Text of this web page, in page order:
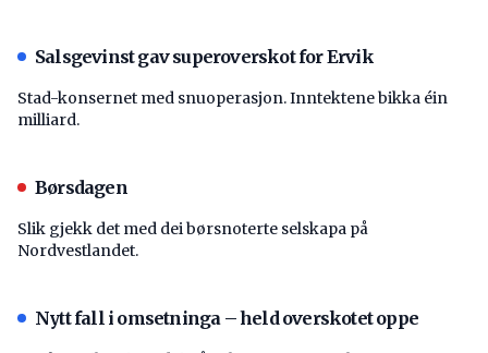
Salsgevinst gav superoverskot for Ervik
Stad-konsernet med snuoperasjon. Inntektene bikka éin
milliard.
Børsdagen
Slik gjekk det med dei børsnoterte selskapa på
Nordvestlandet.
Nytt fall i omsetninga – held overskotet oppe